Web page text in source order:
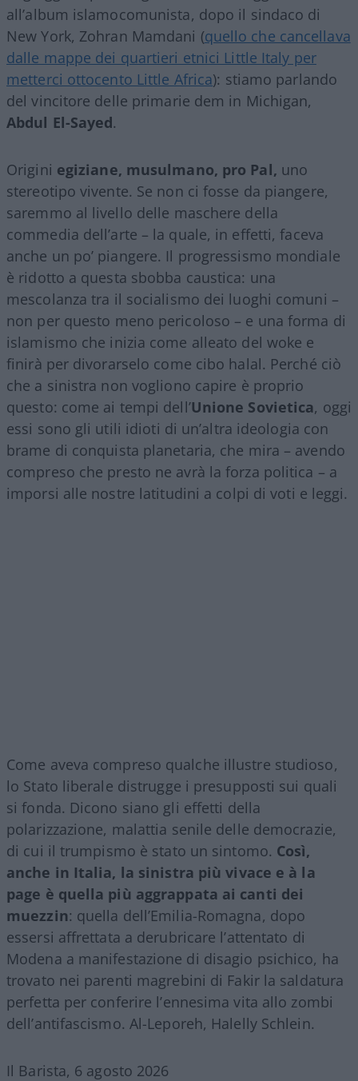
all’album islamocomunista, dopo il sindaco di
New York, Zohran Mamdani (quello che cancellava
dalle mappe dei quartieri etnici Little Italy per
metterci ottocento Little Africa): stiamo parlando
del vincitore delle primarie dem in Michigan,
Abdul El-Sayed.
Origini egiziane, musulmano, pro Pal, uno
stereotipo vivente. Se non ci fosse da piangere,
saremmo al livello delle maschere della
commedia dell’arte – la quale, in effetti, faceva
anche un po’ piangere. Il progressismo mondiale
è ridotto a questa sbobba caustica: una
mescolanza tra il socialismo dei luoghi comuni –
non per questo meno pericoloso – e una forma di
islamismo che inizia come alleato del woke e
finirà per divorarselo come cibo halal. Perché ciò
che a sinistra non vogliono capire è proprio
questo: come ai tempi dell’Unione Sovietica, oggi
essi sono gli utili idioti di un’altra ideologia con
brame di conquista planetaria, che mira – avendo
compreso che presto ne avrà la forza politica – a
imporsi alle nostre latitudini a colpi di voti e leggi.
Come aveva compreso qualche illustre studioso,
lo Stato liberale distrugge i presupposti sui quali
si fonda. Dicono siano gli effetti della
polarizzazione, malattia senile delle democrazie,
di cui il trumpismo è stato un sintomo. Così,
anche in Italia, la sinistra più vivace e à la
page è quella più aggrappata ai canti dei
muezzin: quella dell’Emilia-Romagna, dopo
essersi affrettata a derubricare l’attentato di
Modena a manifestazione di disagio psichico, ha
trovato nei parenti magrebini di Fakir la saldatura
perfetta per conferire l’ennesima vita allo zombi
dell’antifascismo. Al-Leporeh, Halelly Schlein.
Il Barista, 6 agosto 2026